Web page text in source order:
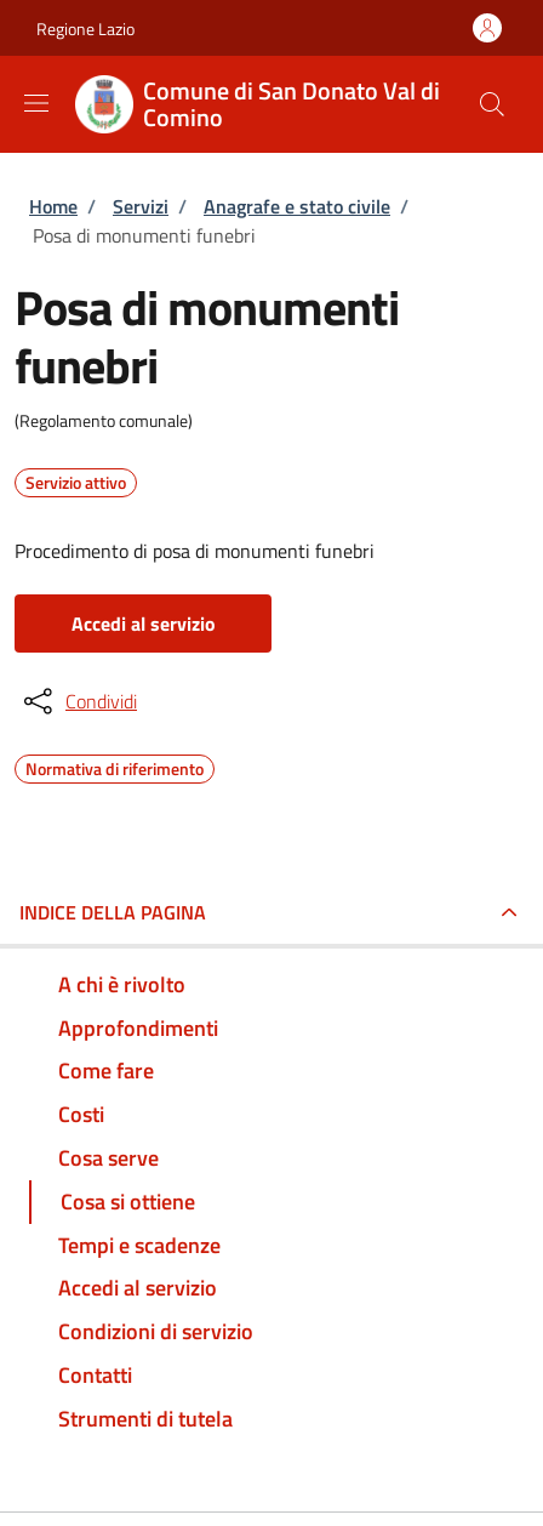
Regione Lazio
Comune di San Donato Val di
Comino
Briciole di pane
Home / Servizi / Anagrafe e stato civile /
Posa di monumenti funebri
Posa di monumenti
funebri
(Regolamento comunale)
Servizio attivo
Procedimento di posa di monumenti funebri
Accedi al servizio
Condividi
Normativa di riferimento
INDICE DELLA PAGINA
A chi è rivolto
Approfondimenti
Come fare
Costi
Cosa serve
Cosa si ottiene
Tempi e scadenze
Accedi al servizio
Condizioni di servizio
Contatti
Strumenti di tutela